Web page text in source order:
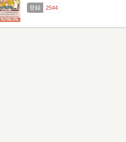
登録
2544